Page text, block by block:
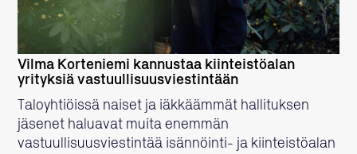
Vilma Korteniemi kannustaa kiinteistöalan
yrityksiä vastuullisuusviestintään
Taloyhtiöissä naiset ja iäkkäämmät hallituksen
jäsenet haluavat muita enemmän
vastuullisuusviestintää isännöinti- ja kiinteistöalan